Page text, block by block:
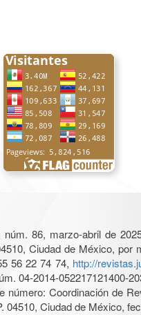
núm. 86, marzo-abril de
Ciudad de México,
56 22 74 74, http://
04-2014-052217121400-
número: Coordinación de
04510, Ciudad de México,